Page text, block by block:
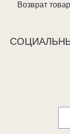
Возврат